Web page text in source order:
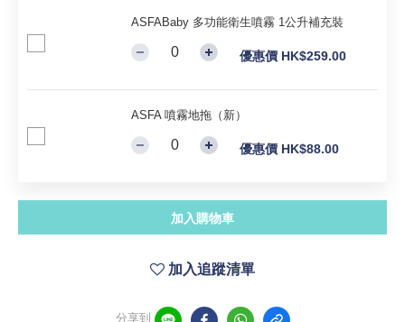
ASFABaby 多功能衛生噴霧 1公升補充裝
優惠價 HK$259.00
ASFA 噴霧地拖（新）
優惠價 HK$88.00
加入購物車
加入追蹤清單
分享到